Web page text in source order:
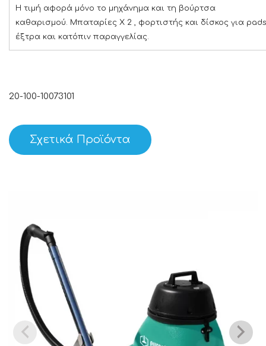
Η τιμή αφορά μόνο το μηχάνημα και τη βούρτσα
καθαρισμού. Μπαταρίες X 2 , φορτιστής και δίσκος για pads
έξτρα και κατόπιν παραγγελίας.
20-100-10073101
Σχετικά Προϊόντα